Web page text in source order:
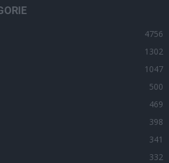
4756
1302
1047
500
469
398
341
332